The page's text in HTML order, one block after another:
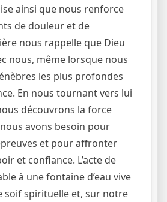
ainsi que nous renforce
de douleur et de
nous rappelle que Dieu
nous, même lorsque nous
les plus profondes
En nous tournant vers lui
découvrons la force
avons besoin pour
et pour affronter
et confiance. L’acte de
à une fontaine d’eau vive
soif spirituelle et, sur notre